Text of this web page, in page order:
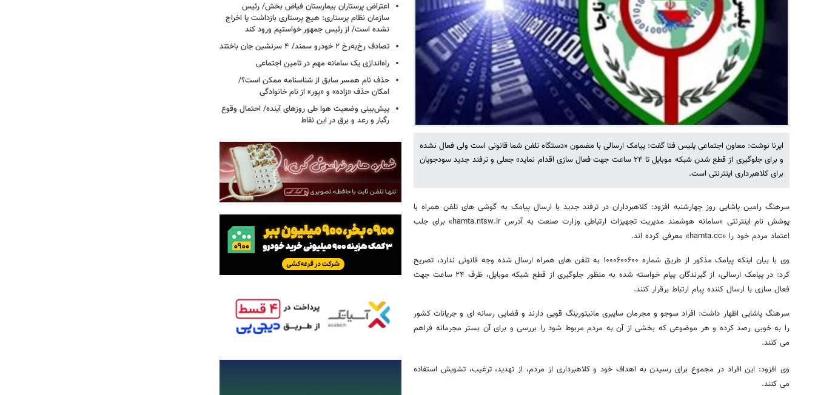
ایرنا نوشت: معاون اجتماعی پلیس فتا گفت: پیامک ارسالی با مضمون «دستگاه تلفن شما قانونی است ولی فعال نشده
و برای جلوگیری از قطع شدن شبکه موبایل تا ۲۴ ساعت جهت فعال سازی اقدام نماید» جعلی و ترفند جدید سودجویان
برای کلاهبرداری اینترنتی است.
سرهنگ رامین پاشایی روز چهارشنبه افزود: کلاهبرداران در ترفند جدید با ارسال پیامک به گوشی های تلفن همراه با
پوشش نام اینترنتی «سامانه هوشمند مدیریت تجهیزات ارتباطی وزارت صنعت به آدرس hamta.ntsw.ir» برای جلب
اعتماد مردم خود را «hamta.cc» معرفی کرده اند.
وی با بیان اینکه پیامک مذکور از طریق شماره ۱۰۰۰۶۰۰۶۰۰ به تلفن های همراه ارسال شده وجه قانونی ندارد، تصریح
کرد: در پیامک ارسالی، از گیرندگان پیام خواسته شده به منظور جلوگیری از قطع شبکه موبایل، ظرف ۲۴ ساعت جهت
فعال سازی با ارسال کننده پیام ارتباط برقرار کنند.
سرهنگ پاشایی اظهار داشت: افراد سوجو و مجرمان سایبری مانیتورینگ قویی دارند و فضایی رسانه ای و جریانات کشور
را به خوبی رصد کرده و هر موضوعی که بخشی از آن به مردم مربوط شود را بررسی و برای آن بستر مجرمانه فراهم
می کنند.
وی افزود: این افراد در مجموع برای رسیدن به اهداف خود و کلاهبرداری از مردم، از تهدید، ترغیب، تشویش استفاده
می کنند.
اعتراض پرستاران بیمارستان فیاض بخش/ رئیس
سازمان نظام پرستاری: هیچ پرستاری بازداشت یا اخراج
نشده است/ از رئیس جمهور خواستیم ورود کند
تصادف رخ‌به‌رخ ۲ خودرو سمند/ ۴ سرنشین جان باختند
راه‌اندازی یک سامانه مهم در تامین اجتماعی
حذف نام همسر سابق از شناسنامه ممکن است؟/
امکان حذف «زاده» و «پور» از نام خانوادگی
پیش‌بینی وضعیت هوا طی روزهای آینده/ احتمال وقوع
رگبار و رعد و برق در این نقاط